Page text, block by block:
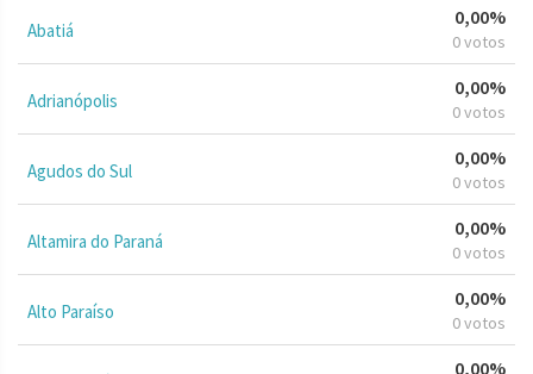
Abatiá
0,00%
0 votos
Adrianópolis
0,00%
0 votos
Agudos do Sul
0,00%
0 votos
Altamira do Paraná
0,00%
0 votos
Alto Paraíso
0,00%
0 votos
0,00%